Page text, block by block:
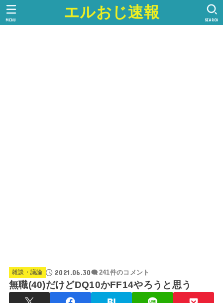
エルおじ速報 SEARCH
MENU
雑談・議論 2021.06.30 241件のコメント
無職(40)だけどDQ10かFF14やろうと思う